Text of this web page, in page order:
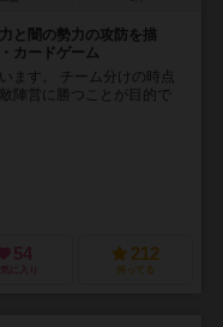
と闇の勢力の攻防を描
カードゲーム
ます。 チーム分けの時点
陣営に勝つことが目的で
54
気に入り
212
持ってる